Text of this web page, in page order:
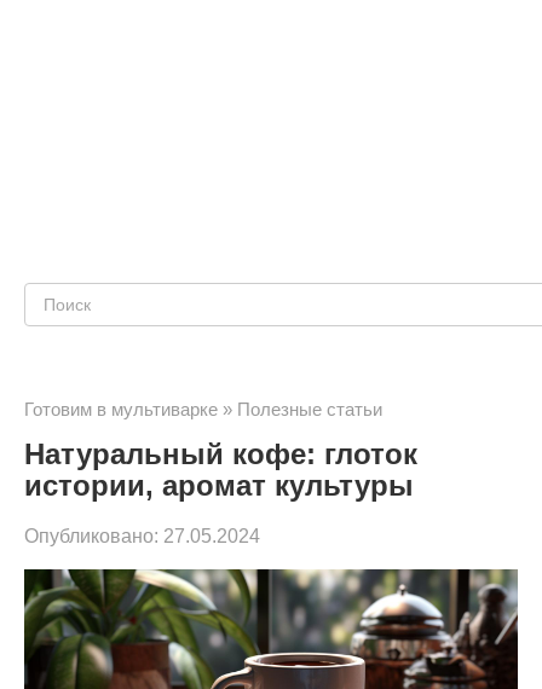
Поиск:
Готовим в мультиварке » Полезные статьи
Натуральный кофе: глоток
истории, аромат культуры
Опубликовано: 27.05.2024